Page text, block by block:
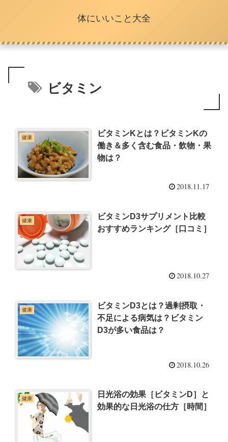
体にいいこと大全
ビタミン
健康
ビタミンKとは？ビタミンKの
働き＆多く含む食品・飲物・果
物は？
2018.11.17
健康
ビタミンD3サプリメント比較
おすすめランキング［口コミ］
2018.10.27
健康
ビタミンD3とは？過剰摂取・
不足による病気は？ビタミン
D3が多い食品は？
2018.10.26
健康
日光浴の効果［ビタミンD］と
効果的な日光浴の仕方［時間］